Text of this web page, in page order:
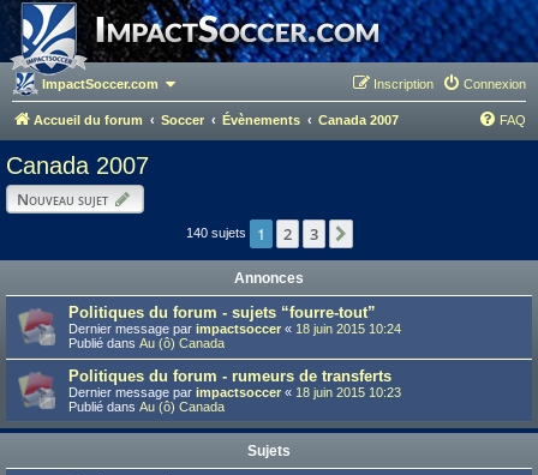
ImpactSoccer.com Connexion
Inscription
Accueil du forum Soccer Évènements Canada 2007 FAQ
Canada 2007
Nouveau sujet
140 sujets 1 2 3
Annonces
Politiques du forum - sujets “fourre-tout”
Dernier message par impactsoccer « 18 juin 2015 10:24
Publié dans Au (ô) Canada
Politiques du forum - rumeurs de transferts
Dernier message par impactsoccer « 18 juin 2015 10:23
Publié dans Au (ô) Canada
Sujets